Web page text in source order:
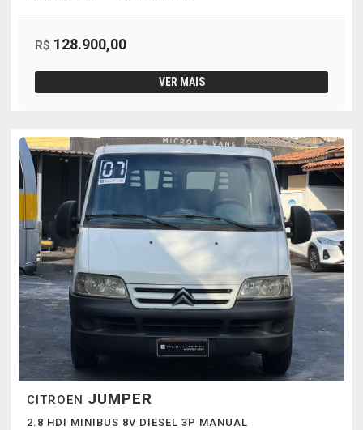
R$ 128.900,00
VER MAIS
CITROEN JUMPER
2.8 HDI MINIBUS 8V DIESEL 3P MANUAL